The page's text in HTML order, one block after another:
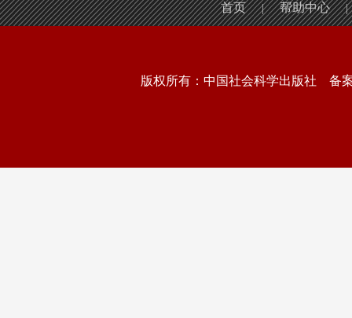
首页 | 帮助中心 |
版权所有：中国社会科学出版社 备